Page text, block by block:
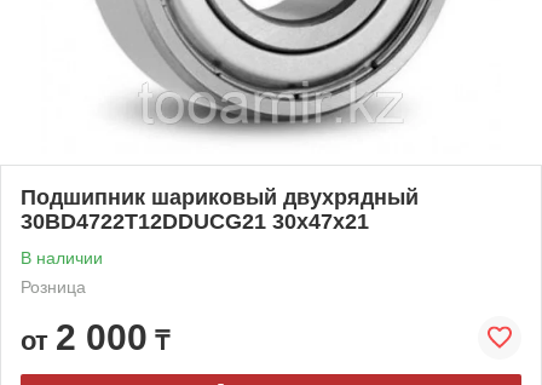
Подшипник шариковый двухрядный
30BD4722T12DDUCG21 30x47x21
В наличии
Розница
от 2 000 ₸